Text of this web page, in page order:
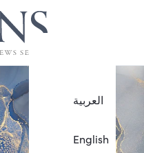
العربية
English